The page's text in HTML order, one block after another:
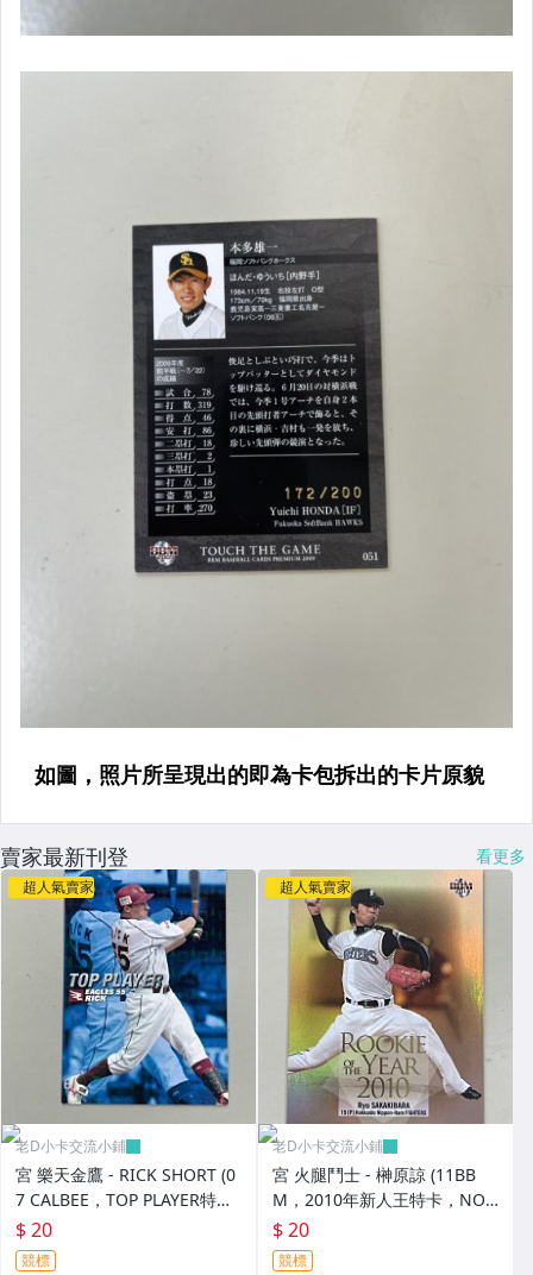
賣家最新刊登 看更多
超人氣賣家
老D小卡交流小鋪
宮 樂天金鷹 - RICK SHORT (0
7 CALBEE，TOP PLAYER特
卡，NO.TP-12)
$ 20
競標
超人氣賣家
老D小卡交流小鋪
宮 火腿鬥士 - 榊原諒 (11BB
M，2010年新人王特卡，NO.
RY1)
$ 20
競標